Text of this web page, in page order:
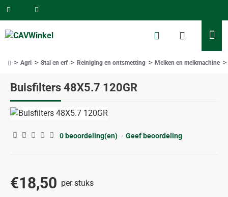
Buisfilters 48X5.7 120GR
Agri Stal en erf Reiniging en ontsmetting Melken en melkmachine
0 beoordeling(en) - Geef beoordeling
€18,50 per stuks